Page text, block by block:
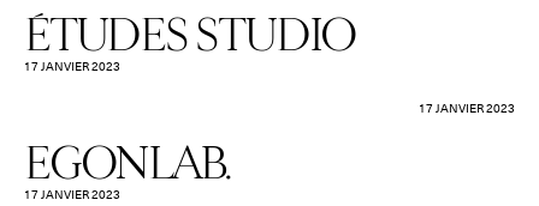
ÉTUDES STUDIO
17 JANVIER 2023
17 JANVIER 2023
EGONLAB.
17 JANVIER 2023